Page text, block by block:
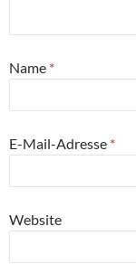
Name *
E-Mail-Adresse *
Website